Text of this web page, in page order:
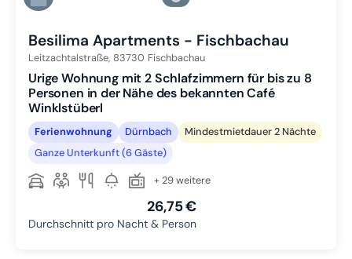
Zu Slide 6 wechseln
Besilima Apartments - Fischbachau
Leitzachtalstraße, 83730 Fischbachau
Urige Wohnung mit 2 Schlafzimmern für bis zu 8
Personen in der Nähe des bekannten Café
Winklstüberl
Ferienwohnung Dürnbach
Mindestmietdauer 2 Nächte
Ganze Unterkunft (6 Gäste)
+ 29 weitere
26,75 €
Durchschnitt pro Nacht & Person